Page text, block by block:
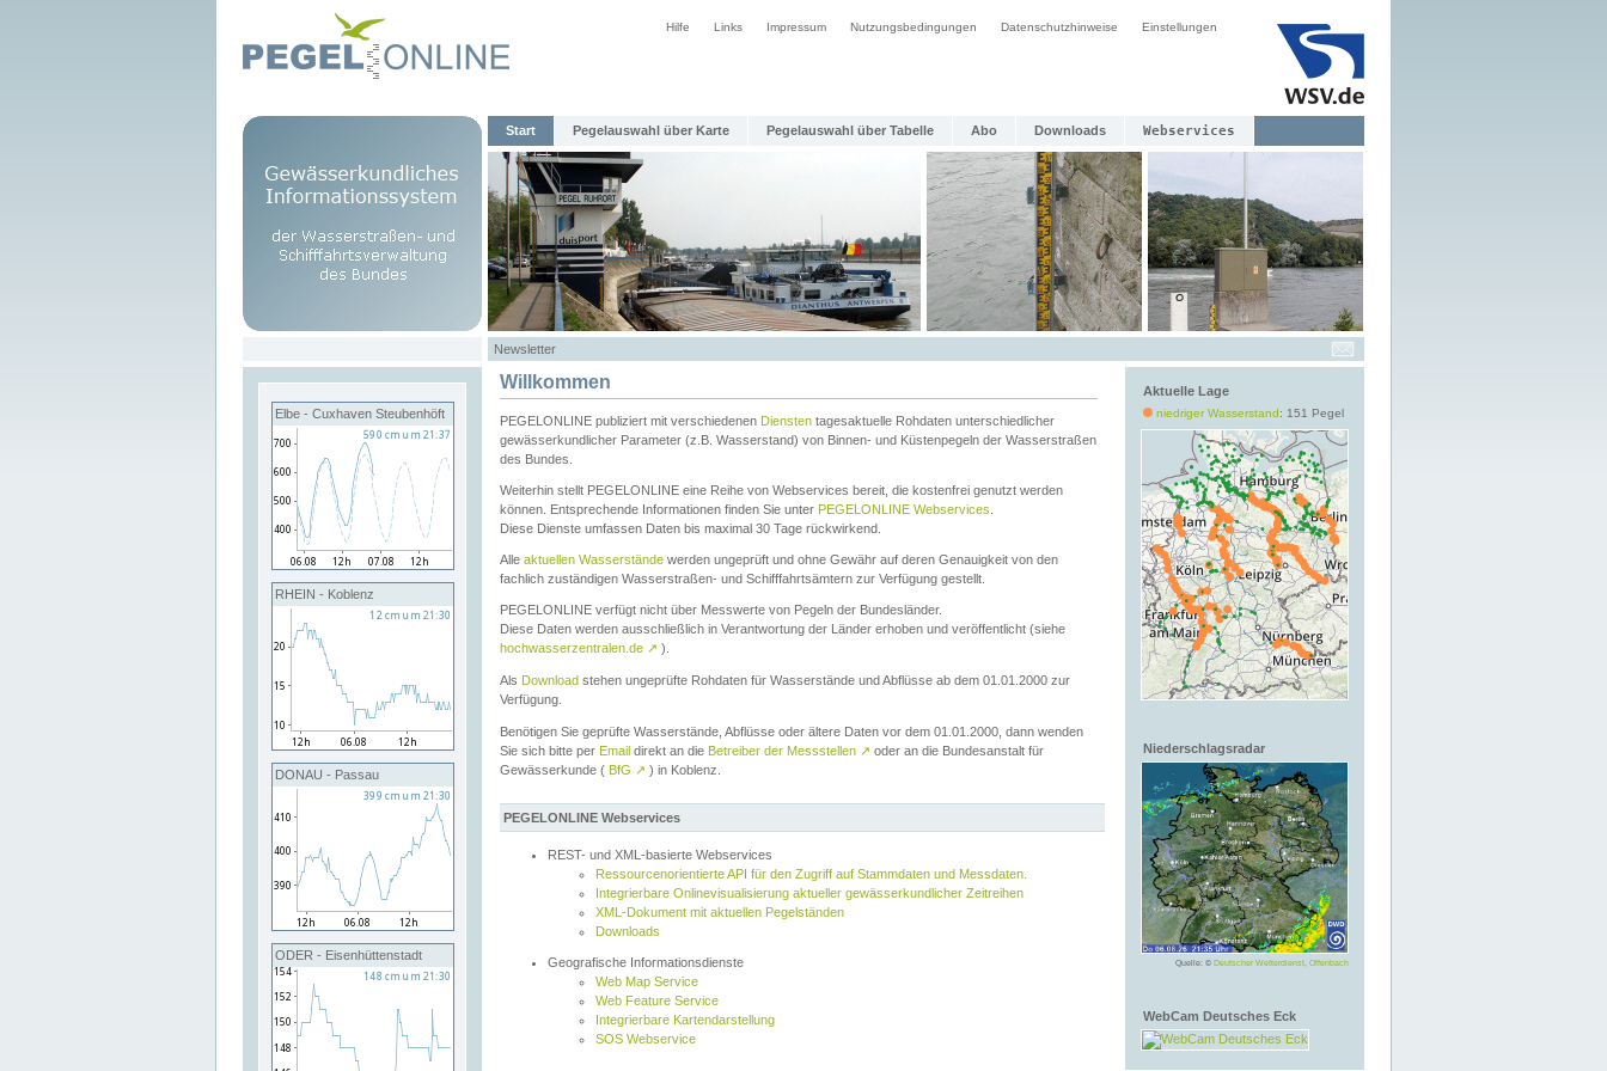
Hilfe Links Impressum Nutzungsbedingungen Datenschutzhinweise Einstellungen
Start Pegelauswahl über Karte Pegelauswahl über Tabelle Abo Downloads Webservices
Newsletter
Elbe - Cuxhaven Steubenhöft
RHEIN - Koblenz
DONAU - Passau
ODER - Eisenhüttenstadt
Aktuelle Lage
niedriger Wasserstand: 151 Pegel
Niederschlagsradar
Quelle: © Deutscher Wetterdienst, Offenbach
WebCam Deutsches Eck
Willkommen
PEGELONLINE publiziert mit verschiedenen Diensten tagesaktuelle Rohdaten unterschiedlicher
gewässerkundlicher Parameter (z.B. Wasserstand) von Binnen- und Küstenpegeln der Wasserstraßen
des Bundes.
Weiterhin stellt PEGELONLINE eine Reihe von Webservices bereit, die kostenfrei genutzt werden
können. Entsprechende Informationen finden Sie unter PEGELONLINE Webservices
Diese Dienste umfassen Daten bis maximal 30 Tage rückwirkend.
Alle aktuellen Wasserstände werden ungeprüft und ohne Gewähr auf deren Genauigkeit von den
fachlich zuständigen Wasserstraßen- und Schifffahrtsämtern zur Verfügung gestellt.
PEGELONLINE verfügt nicht über Messwerte von Pegeln der Bundesländer.
Diese Daten werden ausschließlich in Verantwortung der Länder erhoben und veröffentlicht (siehe
hochwasserzentralen.de ↗ ).
Als Download stehen ungeprüfte Rohdaten für Wasserstände und Abflüsse ab dem 01.01.2000 zur
Verfügung.
Benötigen Sie geprüfte Wasserstände, Abflüsse oder ältere Daten vor dem 01.01.2000, dann wenden
Sie sich bitte per Email direkt an die Betreiber der Messstellen ↗ oder an die Bundesanstalt für
Gewässerkunde ( BfG ↗ ) in Koblenz.
PEGELONLINE Webservices
REST- und XML-basierte Webservices
Ressourcenorientierte API für den Zugriff auf Stammdaten und Messdaten.
Integrierbare Onlinevisualisierung aktueller gewässerkundlicher Zeitreihen
XML-Dokument mit aktuellen Pegelständen
Downloads
Geografische Informationsdienste
Web Map Service
Web Feature Service
Integrierbare Kartendarstellung
SOS Webservice